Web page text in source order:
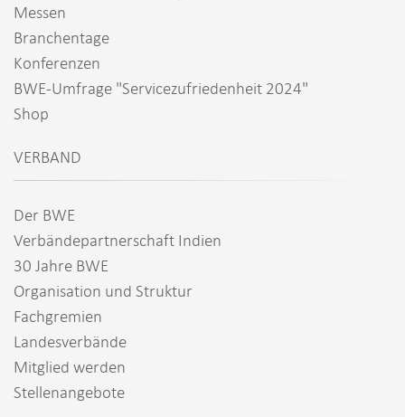
Messen
Branchentage
Konferenzen
BWE-Umfrage "Servicezufriedenheit 2024"
Shop
VERBAND
Der BWE
Verbändepartnerschaft Indien
30 Jahre BWE
Organisation und Struktur
Fachgremien
Landesverbände
Mitglied werden
Stellenangebote